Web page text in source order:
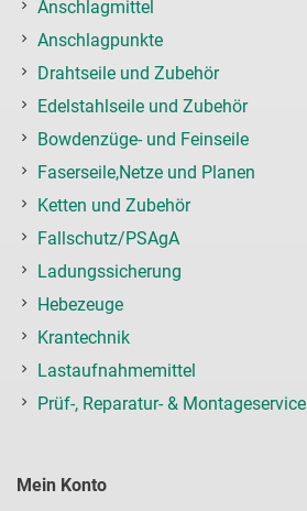
Anschlagmittel
Anschlagpunkte
Drahtseile und Zubehör
Edelstahlseile und Zubehör
Bowdenzüge- und Feinseile
Faserseile,Netze und Planen
Ketten und Zubehör
Fallschutz/PSAgA
Ladungssicherung
Hebezeuge
Krantechnik
Lastaufnahmemittel
Prüf-, Reparatur- & Montageservice
Mein Konto